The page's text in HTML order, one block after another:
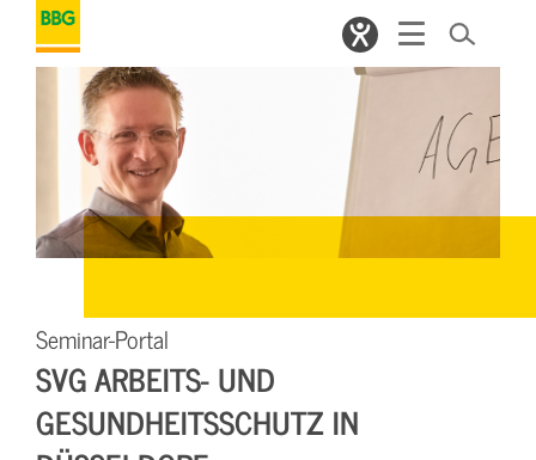
Seminar-Portal
SVG ARBEITS- UND
GESUNDHEITSSCHUTZ IN